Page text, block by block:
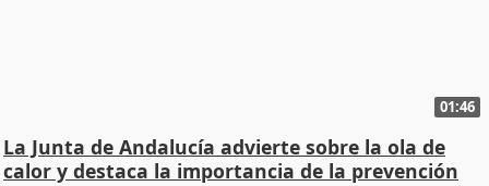
01:46
La Junta de Andalucía advierte sobre la ola de
calor y destaca la importancia de la prevención